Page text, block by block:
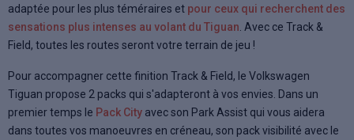
adaptée pour les plus téméraires et pour ceux qui recherchent des
sensations plus intenses au volant du Tiguan . Avec ce Track &
Field, toutes les routes seront votre terrain de jeu !
Pour accompagner cette finition Track & Field, le Volkswagen
Tiguan propose 2 packs qui s'adapteront à vos envies. Dans un
premier temps le Pack City avec son Park Assist qui vous aidera
dans toutes vos manoeuvres en créneau, son pack visibilité avec le